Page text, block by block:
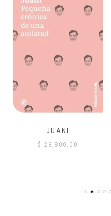
JUANI
$ 28,800.00